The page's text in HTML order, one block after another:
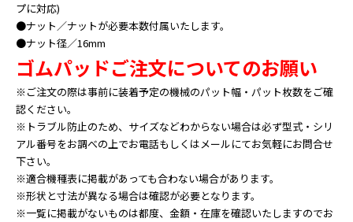
プに対応)
●ナット／ナットが必要本数付属いたします。
●ナット径／16mm
ゴムパッドご注文についてのお願い
※ご注文の際は事前に装着予定の機械のパット幅・パット枚数をご確
認ください。
※トラブル防止のため、サイズなどわからない場合は必ず型式・シリ
アル番号をお調べの上でお電話もしくはメールにてお気軽にお問合せ
下さい。
※適合機種表に掲載があっても合わない場合があります。
※形状と寸法が異なる場合は確認が必要となります。
※一覧に掲載がないものは都度、金額・在庫を確認いたしますのでお